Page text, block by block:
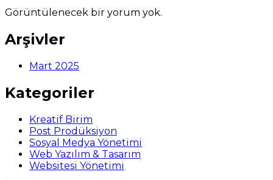
Görüntülenecek bir yorum yok.
Arşivler
Mart 2025
Kategoriler
Kreatif Birim
Post Prodüksiyon
Sosyal Medya Yönetimi
Web Yazılım & Tasarım
Websitesi Yönetimi